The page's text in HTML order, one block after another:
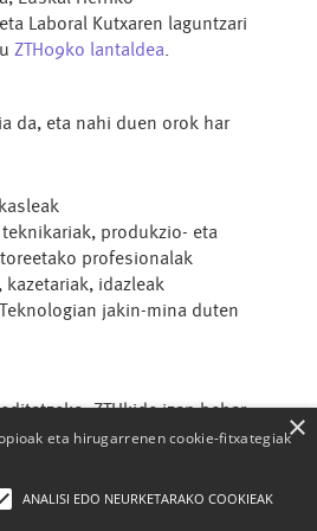
Laboral Kutxaren laguntzari
ZTH09ko lantaldea.
da, eta nahi duen orok har
produkzio- eta
profesionalak
kazetariak, idazleak
jakin-mina duten
ZTHkide izan behar
berehala has zaitezke ZTHn
argitaratzen.
eta hirugarrenen cookie-fitxategiak
ANALISI EDO NEURKETARAKO COOKIEAK
×